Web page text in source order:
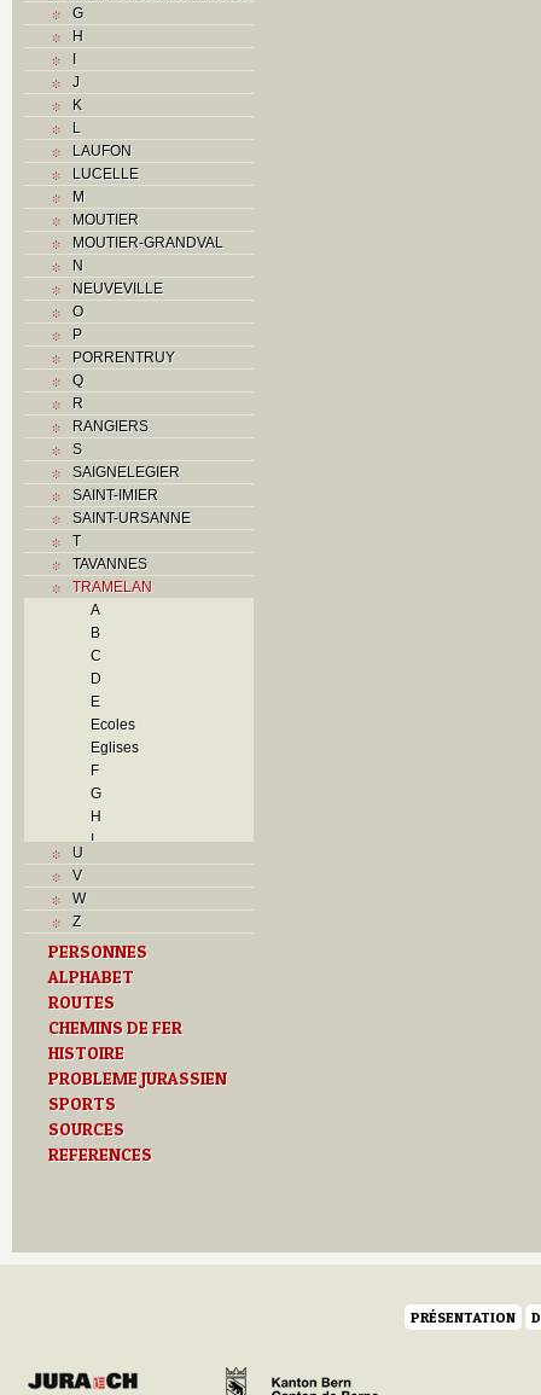
G
H
I
J
K
L
LAUFON
LUCELLE
M
MOUTIER
MOUTIER-GRANDVAL
N
NEUVEVILLE
O
P
PORRENTRUY
Q
R
RANGIERS
S
SAIGNELEGIER
SAINT-IMIER
SAINT-URSANNE
T
TAVANNES
TRAMELAN
A
B
C
D
E
Ecoles
Eglises
F
G
H
I
P
R
S
T
U
U
V
W
Z
PERSONNES
ALPHABET
ROUTES
CHEMINS DE FER
HISTOIRE
PROBLEME JURASSIEN
SPORTS
SOURCES
REFERENCES
PRÉSENTATION